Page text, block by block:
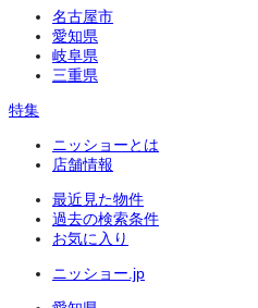
名古屋市
愛知県
岐阜県
三重県
特集
ニッショーとは
店舗情報
最近見た物件
過去の検索条件
お気に入り
ニッショー.jp